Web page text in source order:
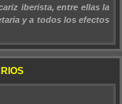
iberista, entre ellas la
y a todos los efectos